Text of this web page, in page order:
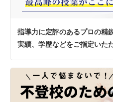
指導力に定評のあるプロの精
実績、学歴などをご指定いた